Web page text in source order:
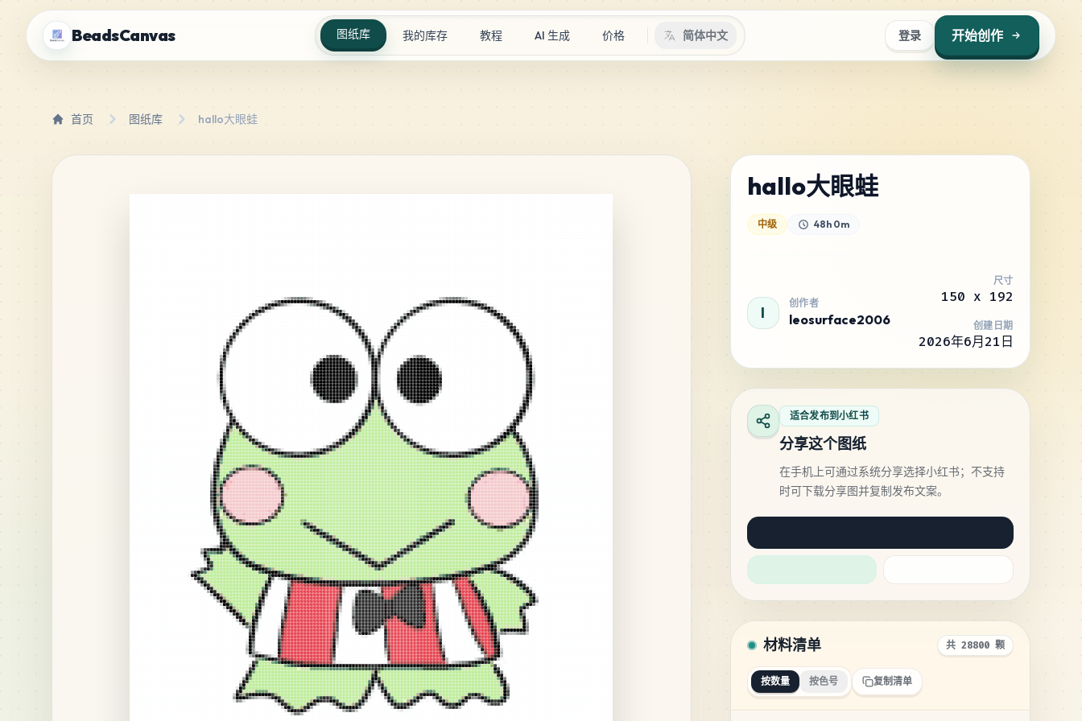
BeadsCanvas 图纸库 我的库存 教程 AI 生成 价格 简体中文 登录 开始创作
首页 图纸库 hallo大眼蛙
hallo大眼蛙
中级 48h 0m
l
创作者
leosurface2006
尺寸
150 x 192
创建日期
2026年6月21日
适合发布到小红书
分享这个图纸
在手机上可通过系统分享选择小红书；不支持
时可下载分享图并复制发布文案。
材料清单 共 28800 颗
按数量 按色号 复制清单